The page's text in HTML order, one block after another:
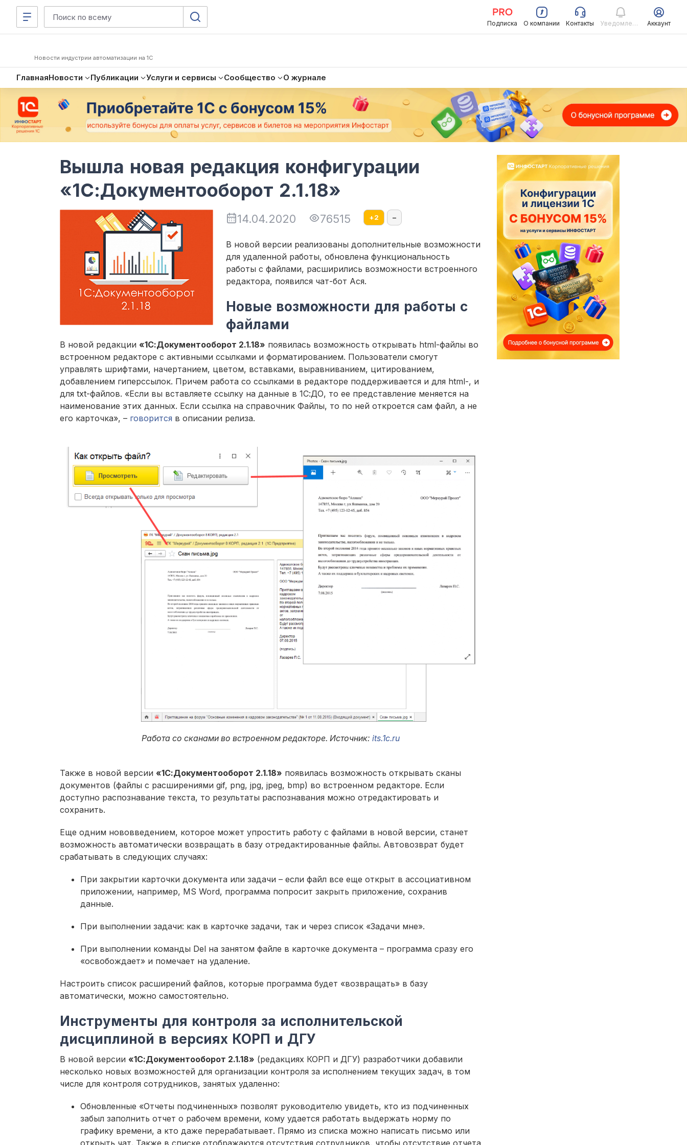
Подписка О компании Контакты Уведомления Аккаунт
Новости индустрии автоматизации на 1С
ГлавнаяНовости Публикации Услуги и сервисы Сообщество О журнале
Вышла новая редакция конфигурации
«1С:Документооборот 2.1.18»
14.04.2020 76515 +2 –
В новой версии реализованы дополнительные возможности
для удаленной работы, обновлена функциональность
работы с файлами, расширились возможности встроенного
редактора, появился чат-бот Ася.
Новые возможности для работы с
файлами
В новой редакции «1С:Документооборот 2.1.18» появилась возможность открывать html-файлы во
встроенном редакторе с активными ссылками и форматированием. Пользователи смогут
управлять шрифтами, начертанием, цветом, вставками, выравниванием, цитированием,
добавлением гиперссылок. Причем работа со ссылками в редакторе поддерживается и для html-, и
для txt-файлов. «Если вы вставляете ссылку на данные в 1С:ДО, то ее представление меняется на
наименование этих данных. Если ссылка на справочник Файлы, то по ней откроется сам файл, а не
его карточка», – говорится в описании релиза.
Работа со сканами во встроенном редакторе. Источник: its.1c.ru
Также в новой версии «1С:Документооборот 2.1.18» появилась возможность открывать сканы
документов (файлы с расширениями gif, png, jpg, jpeg, bmp) во встроенном редакторе. Если
доступно распознавание текста, то результаты распознавания можно отредактировать и
сохранить.
Еще одним нововведением, которое может упростить работу с файлами в новой версии, станет
возможность автоматически возвращать в базу отредактированные файлы. Автовозврат будет
срабатывать в следующих случаях:
При закрытии карточки документа или задачи – если файл все еще открыт в ассоциативном
приложении, например, MS Word, программа попросит закрыть приложение, сохранив
данные.
При выполнении задачи: как в карточке задачи, так и через список «Задачи мне».
При выполнении команды Del на занятом файле в карточке документа – программа сразу его
«освобождает» и помечает на удаление.
Настроить список расширений файлов, которые программа будет «возвращать» в базу
автоматически, можно самостоятельно.
Инструменты для контроля за исполнительской
дисциплиной в версиях КОРП и ДГУ
В новой версии «1С:Документооборот 2.1.18» (редакциях КОРП и ДГУ) разработчики добавили
несколько новых возможностей для организации контроля за исполнением текущих задач, в том
числе для контроля сотрудников, занятых удаленно:
Обновленные «Отчеты подчиненных» позволят руководителю увидеть, кто из подчиненных
забыл заполнить отчет о рабочем времени, кому удается работать выдержать норму по
графику времени, а кто даже перерабатывает. Прямо из списка можно написать письмо или